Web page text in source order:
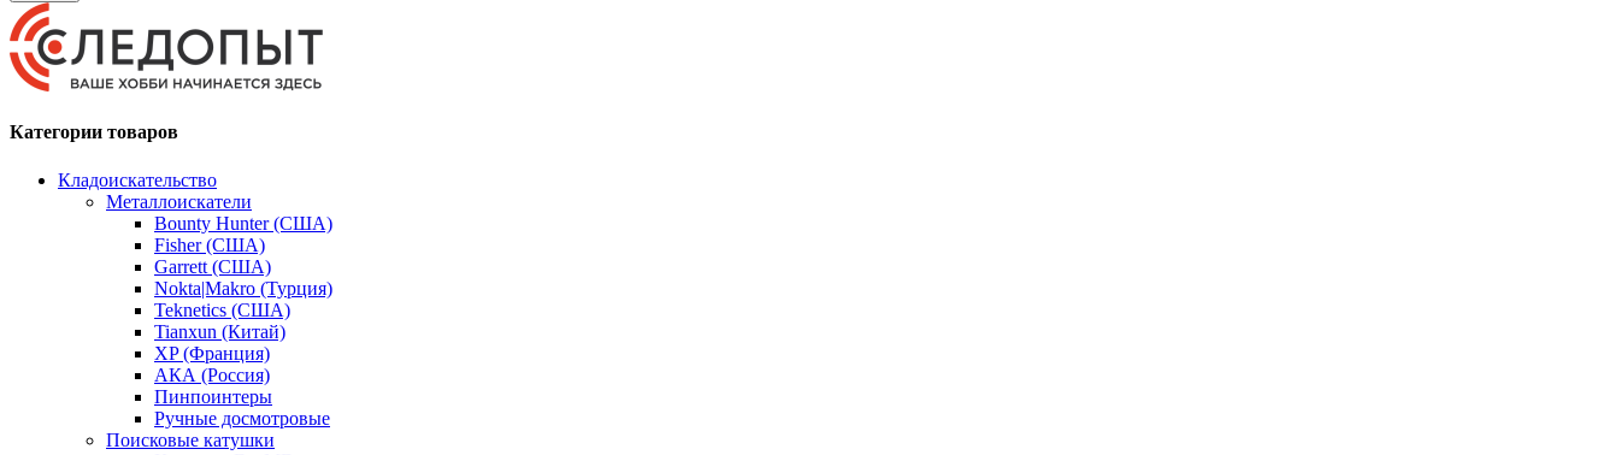
Категории товаров
Кладоискательство
Металлоискатели
Bounty Hunter (США)
Fisher (США)
Garrett (США)
Nokta|Makro (Турция)
Teknetics (США)
Tianxun (Китай)
XP (Франция)
АКА (Россия)
Пинпоинтеры
Ручные досмотровые
Поисковые катушки